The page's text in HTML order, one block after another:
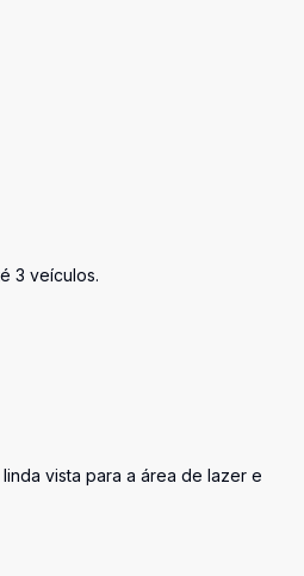
3 veículos.
vista para a área de lazer e